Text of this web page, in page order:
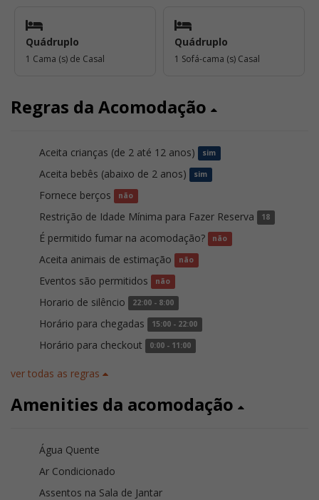
Quádruplo
1 Cama (s) de Casal
Quádruplo
1 Sofá-cama (s) Casal
Regras da Acomodação
Aceita crianças (de 2 até 12 anos) sim
Aceita bebês (abaixo de 2 anos) sim
Fornece berços não
Restrição de Idade Mínima para Fazer Reserva 18
É permitido fumar na acomodação? não
Aceita animais de estimação não
Eventos são permitidos não
Horario de silêncio 22:00 - 8:00
Horário para chegadas 15:00 - 22:00
Horário para checkout 0:00 - 11:00
ver todas as regras
Amenities da acomodação
Água Quente
Ar Condicionado
Assentos na Sala de Jantar